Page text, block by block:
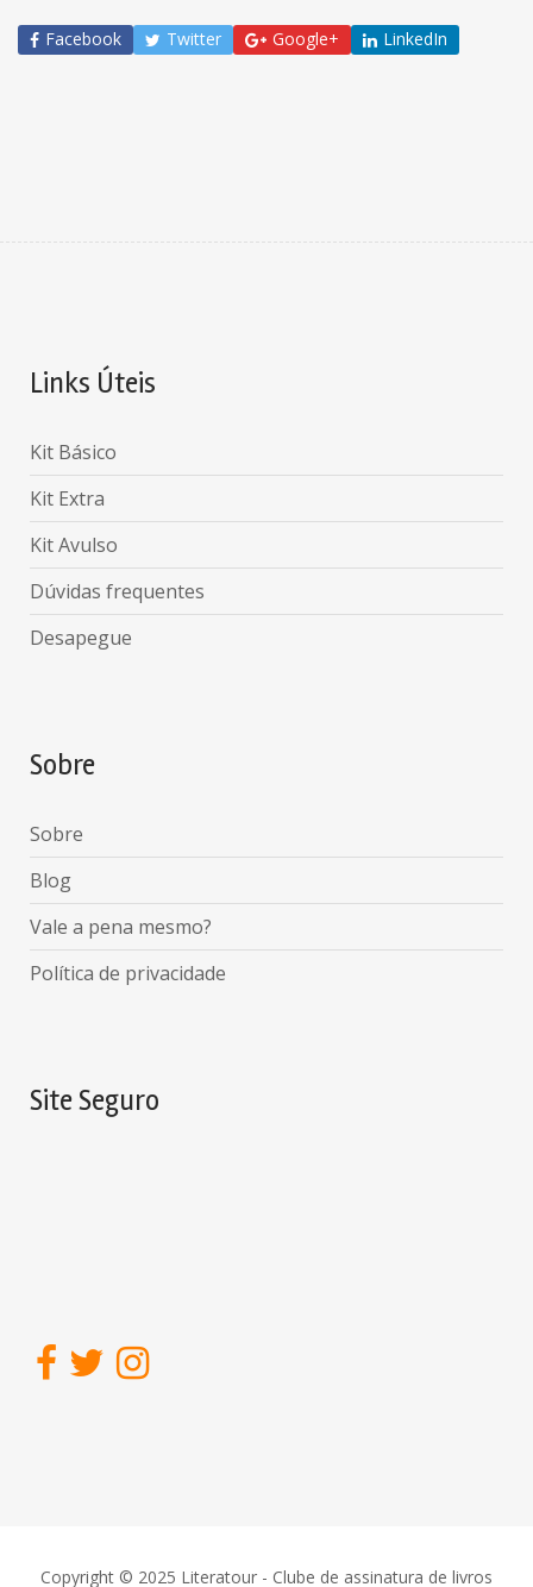
Facebook Twitter Google+ LinkedIn
Links Úteis
Kit Básico
Kit Extra
Kit Avulso
Dúvidas frequentes
Desapegue
Sobre
Sobre
Blog
Vale a pena mesmo?
Política de privacidade
Site Seguro
Copyright © 2025 Literatour - Clube de assinatura de livros